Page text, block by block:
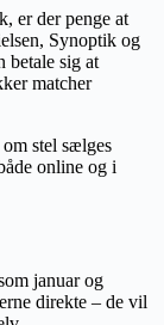
er der penge at
Synoptik og
betale sig at
matcher
stel sælges
online og i
januar og
direkte – de vil